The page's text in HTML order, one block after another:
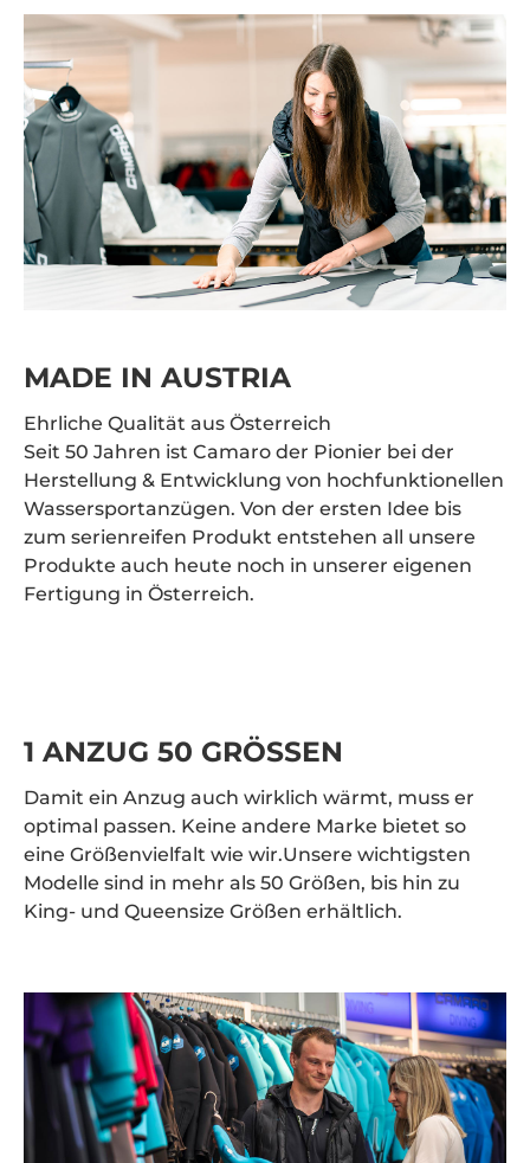
MADE IN AUSTRIA
Ehrliche Qualität aus Österreich
Seit 50 Jahren ist Camaro der Pionier bei der
Herstellung & Entwicklung von hochfunktionellen
Wassersportanzügen. Von der ersten Idee bis
zum serienreifen Produkt entstehen all unsere
Produkte auch heute noch in unserer eigenen
Fertigung in Österreich.
1 ANZUG 50 GRÖSSEN
Damit ein Anzug auch wirklich wärmt, muss er
optimal passen. Keine andere Marke bietet so
eine Größenvielfalt wie wir.Unsere wichtigsten
Modelle sind in mehr als 50 Größen, bis hin zu
King- und Queensize Größen erhältlich.